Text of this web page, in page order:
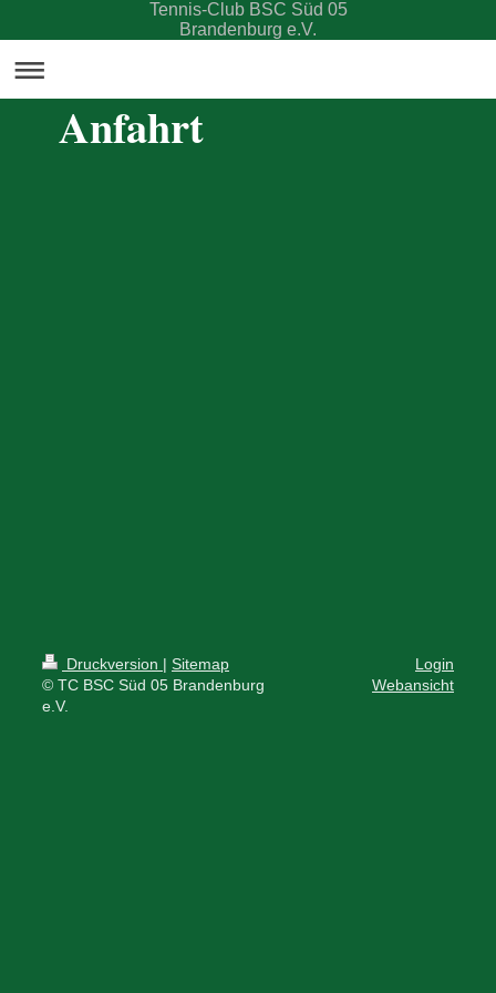
Tennis-Club BSC Süd 05
Brandenburg e.V.
Anfahrt
Druckversion | Sitemap
© TC BSC Süd 05 Brandenburg
e.V.
Login
Webansicht